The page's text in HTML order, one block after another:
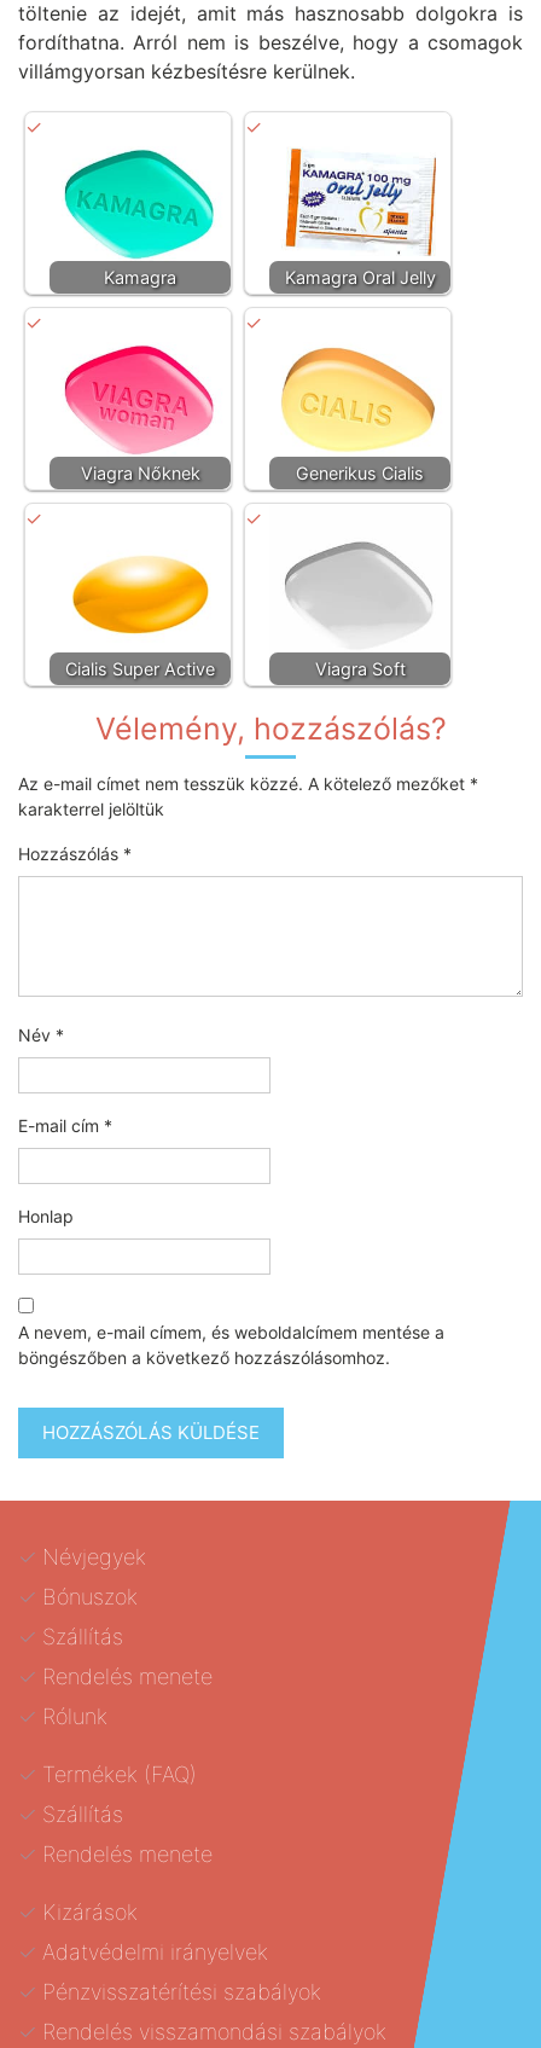
töltenie az idejét, amit más hasznosabb dolgokra is
fordíthatna. Arról nem is beszélve, hogy a csomagok
villámgyorsan kézbesítésre kerülnek.
Kamagra Kamagra Oral Jelly
Viagra Nőknek Generikus Cialis
Cialis Super Active Viagra Soft
Vélemény, hozzászólás?
Az e-mail címet nem tesszük közzé. A kötelező mezőket *
karakterrel jelöltük
Hozzászólás *
Név *
E-mail cím *
Honlap
A nevem, e-mail címem, és weboldalcímem mentése a
böngészőben a következő hozzászólásomhoz.
Névjegyek
Bónuszok
Szállítás
Rendelés menete
Rólunk
Termékek (FAQ)
Szállítás
Rendelés menete
Kizárások
Adatvédelmi irányelvek
Pénzvisszatérítési szabályok
Rendelés visszamondási szabályok